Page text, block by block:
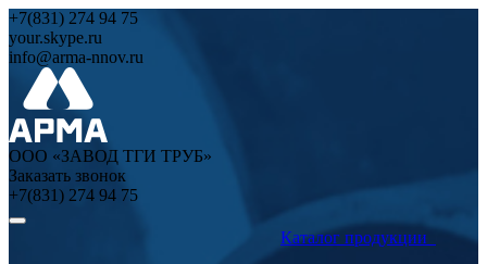
+7(831) 274 94 75
your.skype.ru
info@arma-nnov.ru
ООО «ЗАВОД ТГИ ТРУБ»
Заказать звонок
+7(831) 274 94 75
Каталог продукции